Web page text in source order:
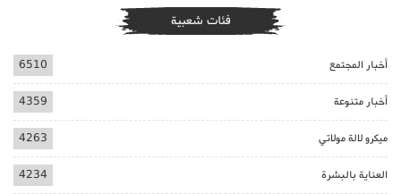
فئات شعبية
أخبار المجتمع 6510
أخبار متنوعة 4359
ميكرو لالة مولاتي 4263
العناية بالبشرة 4234